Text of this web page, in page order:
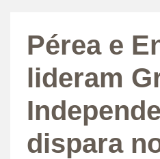
Pérea e
lideram
dispara